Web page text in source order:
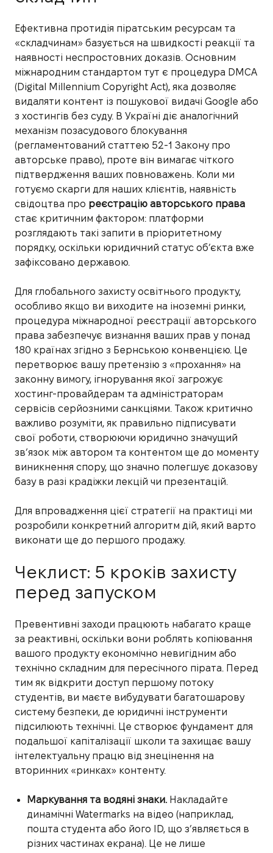
Ефективна протидія піратським ресурсам та
«складчинам» базується на швидкості реакції та
наявності неспростовних доказів. Основним
міжнародним стандартом тут є процедура DMCA
(Digital Millennium Copyright Act), яка дозволяє
видаляти контент із пошукової видачі Google або
з хостингів без суду. В Україні діє аналогічний
механізм позасудового блокування
(регламентований статтею 52-1 Закону про
авторське право), проте він вимагає чіткого
підтвердження ваших повноважень. Коли ми
готуємо скарги для наших клієнтів, наявність
свідоцтва про реєстрацію авторського права
стає критичним фактором: платформи
розглядають такі запити в пріоритетному
порядку, оскільки юридичний статус об’єкта вже
зафіксовано державою.
Для глобального захисту освітнього продукту,
особливо якщо ви виходите на іноземні ринки,
процедура міжнародної реєстрації авторського
права забезпечує визнання ваших прав у понад
180 країнах згідно з Бернською конвенцією. Це
перетворює вашу претензію з «прохання» на
законну вимогу, ігнорування якої загрожує
хостинг-провайдерам та адміністраторам
сервісів серйозними санкціями. Також критично
важливо розуміти, як правильно підписувати
свої роботи, створюючи юридично значущий
зв’язок між автором та контентом ще до моменту
виникнення спору, що значно полегшує доказову
базу в разі крадіжки лекцій чи презентацій.
Для впровадження цієї стратегії на практиці ми
розробили конкретний алгоритм дій, який варто
виконати ще до першого продажу.
Чеклист: 5 кроків захисту
перед запуском
Превентивні заходи працюють набагато краще
за реактивні, оскільки вони роблять копіювання
вашого продукту економічно невигідним або
технічно складним для пересічного пірата. Перед
тим як відкрити доступ першому потоку
студентів, ви маєте вибудувати багатошарову
систему безпеки, де юридичні інструменти
підсилюють технічні. Це створює фундамент для
подальшої капіталізації школи та захищає вашу
інтелектуальну працю від знецінення на
вторинних «ринках» контенту.
Маркування та водяні знаки. Накладайте
динамічні Watermarks на відео (наприклад,
пошта студента або його ID, що з’являється в
різних частинах екрана). Це не лише